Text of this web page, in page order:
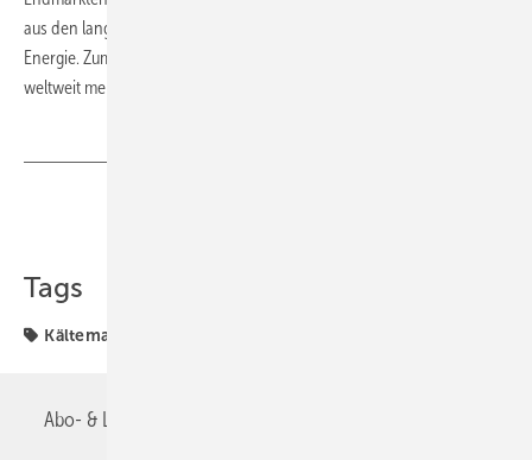
aus den langfristig wachsenden Industrien für Nahrungsmittel und
Energie. Zum 30. September 2010 beschäftigte das Unternehmen
weltweit mehr als 20.000 Mitarbeiter.
Tags
Kältemaschine
Abo- & Leserservice